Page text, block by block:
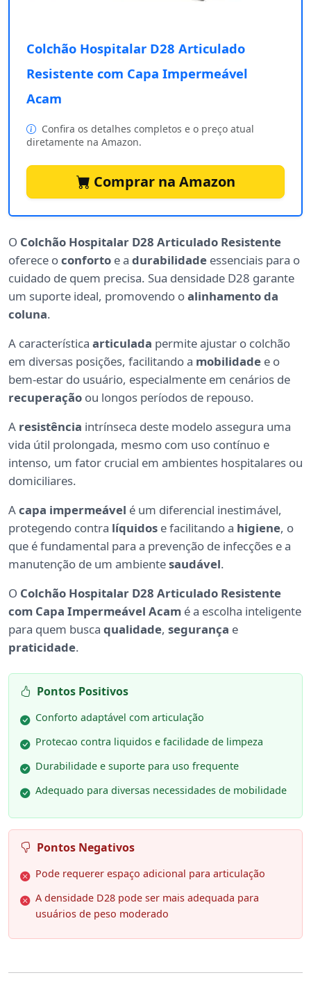
Colchão Hospitalar D28 Articulado
Resistente com Capa Impermeável
Acam
Confira os detalhes completos e o preço atual
diretamente na Amazon.
Comprar na Amazon
O Colchão Hospitalar D28 Articulado Resistente
oferece oconforto e a durabilidade essenciais para o
cuidado de quem precisa. Sua densidade D28 garante
um suporte ideal, promovendo oalinhamento da
coluna.
A característica articulada permite ajustar o colchão
em diversas posições, facilitando a mobilidade e o
bem-estar do usuário, especialmente em cenários de
recuperação ou longos períodos de repouso.
A resistência intrínseca deste modelo assegura uma
vida útil prolongada, mesmo com uso contínuo e
intenso, um fator crucial em ambientes hospitalares ou
domiciliares.
Acapa impermeável é um diferencial inestimável,
protegendo contra líquidos e facilitando a higiene, o
que é fundamental para a prevenção de infecções e a
manutenção de um ambientesaudável.
O Colchão Hospitalar D28 Articulado Resistente
com Capa Impermeável Acam é a escolha inteligente
para quem busca qualidade, segurança e
praticidade.
Pontos Positivos
Conforto adaptável com articulação
Protecao contra liquidos e facilidade de limpeza
Durabilidade e suporte para uso frequente
Adequado para diversas necessidades de mobilidade
Pontos Negativos
Pode requerer espaço adicional para articulação
A densidade D28 pode ser mais adequada para
usuários de peso moderado